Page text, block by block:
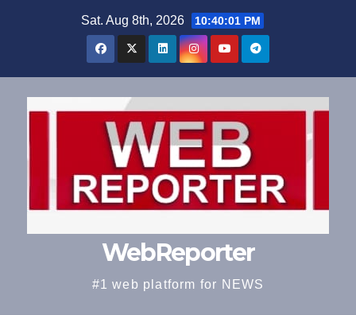
Sat. Aug 8th, 2026 10:40:01 PM
WebReporter
#1 web platform for NEWS